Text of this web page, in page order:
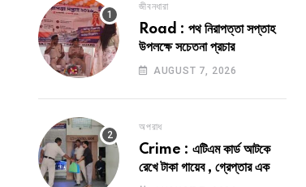
জীবনধারা
Road : পথ নিরাপত্তা সপ্তাহ
উপলক্ষে সচেতনা প্রচার
AUGUST 7, 2026
অপরাধ
Crime : এটিএম কার্ড আটকে
রেখে টাকা গায়েব , গ্রেপ্তার এক